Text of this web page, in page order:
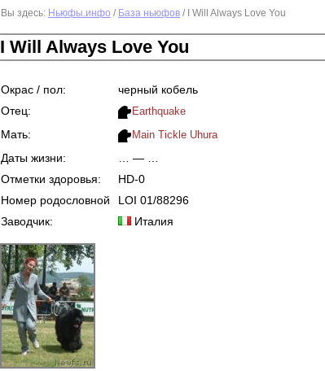
Вы здесь: Ньюфы.инфо / База ньюфов / I Will Always Love You
I Will Always Love You
Окрас / пол:
черный кобель
Отец:
Earthquake
Мать: Main Tickle Uhura
Даты жизни:
… — …
Отметки здоровья:
HD-0
Номер родословной
LOI 01/88296
Заводчик:
Италия